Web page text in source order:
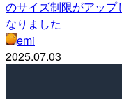
のサイズ制限がアップ
なりました
emi
2025.07.03